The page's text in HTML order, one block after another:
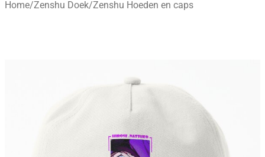
Home/Zenshu Doek/Zenshu Hoeden en caps